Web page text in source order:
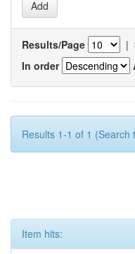
Results/Page |
In order
Results 1-1 of 1 (Search
Item hits: